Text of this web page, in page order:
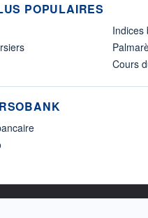
POPULAIRES
Indices
Cours